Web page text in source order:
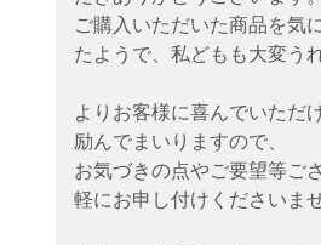
ご購入いただいた商品を気
たようで、私どもも大変う
よりお客様に喜んでいただ
励んでまいりますので、
お気づきの点やご要望等ご
軽にお申し付けくださいませ